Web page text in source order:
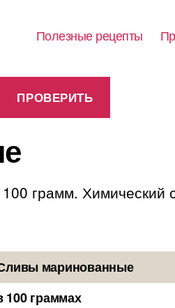
Полезные рецепты
грамм. Химический
маринованные
граммах